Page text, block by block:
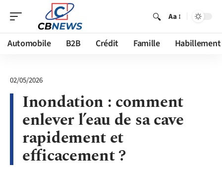
Aa
Automobile B2B Crédit Famille Habillement
02/05/2026
Inondation : comment
enlever l’eau de sa cave
rapidement et
efficacement ?